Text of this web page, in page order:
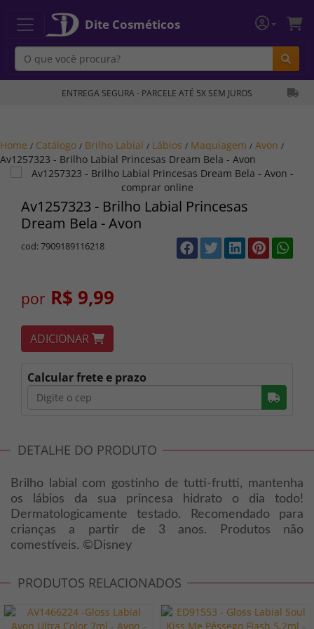
Dite Cosméticos
ENTREGA SEGURA - PARCELE ATÉ 5X SEM JUROS
Home / Catálogo / Brilho Labial / Lábios / Maquiagem / Avon /
Av1257323 - Brilho Labial Princesas Dream Bela - Avon
Av1257323 - Brilho Labial Princesas
Dream Bela - Avon
cod: 7909189116218
por R$ 9,99
ADICIONAR
Calcular frete e prazo
DETALHE DO PRODUTO
Brilho labial com gostinho de tutti-frutti, mantenha
os lábios da sua princesa hidrato o dia todo!
Dermatologicamente testado. Recomendado para
crianças a partir de 3 anos. Produtos não
comestíveis. ©Disney
PRODUTOS RELACIONADOS